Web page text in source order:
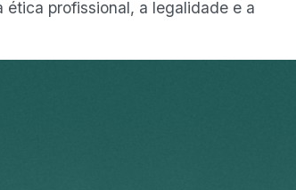
profissional, a legalidade e a